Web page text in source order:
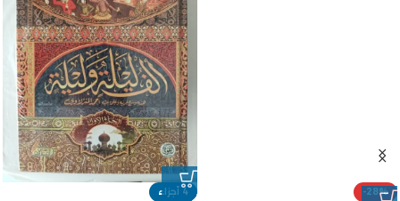
-28%
4 أجزاء